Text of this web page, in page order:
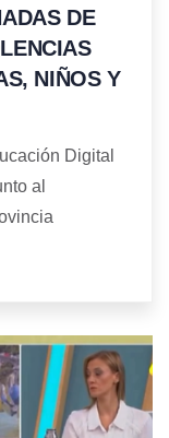
DE
NIÑOS Y
Digital
al